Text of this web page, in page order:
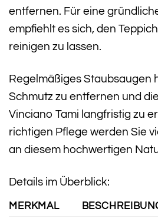
entfernen. Für eine
empfiehlt es sich, den
reinigen zu lassen.
Regelmäßiges Staubsaugen
Schmutz zu entfernen und
Vinciano Tami langfristig zu
richtigen Pflege werden Sie
an diesem hochwertigen
Details im Überblick:
MERKMAL